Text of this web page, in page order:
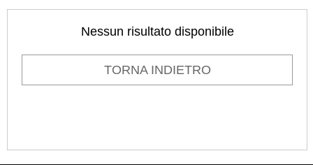
Nessun risultato disponibile
TORNA INDIETRO